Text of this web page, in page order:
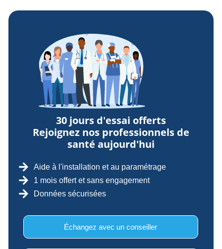
30 jours d'essai offerts
Rejoignez nos professionnels de
santé aujourd'hui
Aide à l'installation et au paramétrage
1 mois offert et sans engagement
Données sécurisées
Échangez avec un conseiller